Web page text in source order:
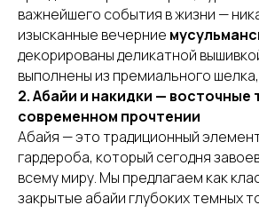
важнейшего события в жизни —
изысканные вечерние
декорированы деликатной
выполнены из премиального
2. Абайи и накидки — восточные
современном прочтении
Абайя — это традиционный
гардероба, который сегодня
всему миру. Мы предлагаем как
закрытые абайи глубоких темных